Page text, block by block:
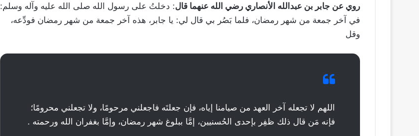
روي عن جابر بن عبدالله الأنصاري رضي الله عنهما قال: دخلتُ على رسول الله صلى الله عليه وآله وسلم:
في آخر جمعة من شهر رمضان، فلما بَصُر بي قال لي: يا جابر، هذه آخر جمعة من شهر رمضان فودِّعه،
وقل
اللهم لا تجعله آخر العهد من صيامنا إياه، فإن جعلتَه فاجعلني مرحومًا، ولا تجعلني محرومًا؛
فإنه مَن قال ذلك ظفِر بإحدى الحُسنيين، إمَّا ببلوغ شهر رمضان، وإمَّا بغفران الله ورحمته .